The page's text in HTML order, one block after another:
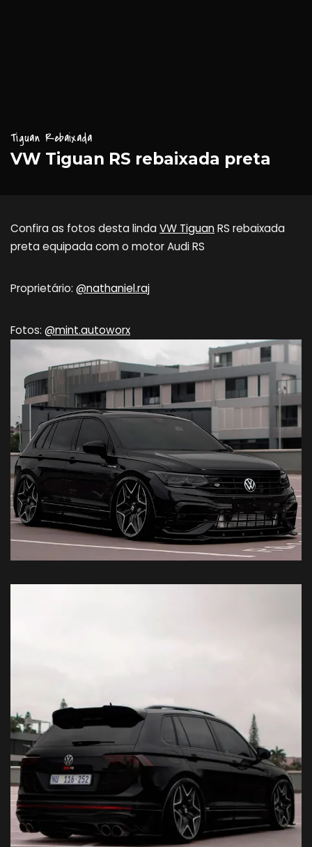
Tiguan Rebaixada
VW Tiguan RS rebaixada preta
Confira as fotos desta lindaVW TiguanRS rebaixada
preta equipada com o motor Audi RS
Proprietário: @nathaniel.raj
Fotos: @mint.autoworx